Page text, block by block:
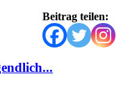
Beitrag teilen: